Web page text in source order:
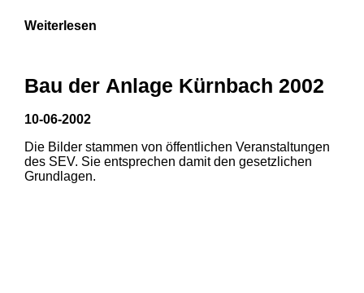
Weiterlesen
Bau der Anlage Kürnbach 2002
10-06-2002
Die Bilder stammen von öffentlichen Veranstaltungen
des SEV. Sie entsprechen damit den gesetzlichen
Grundlagen.